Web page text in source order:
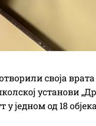
своја
установи
у једном од 18